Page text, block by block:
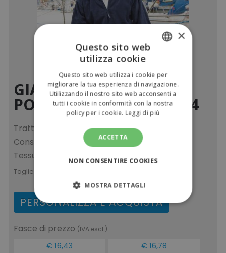
GIACCA IN PILE
POLARTHERMÂ„¢ ZIP 1/4
Trattamento di qualitÃ (antipilling).
Conservazione del calore.
Tessuto traspirante.
Taglie:
PERSONALIZZA E ACQUISTA
Fasce di prezzo (IVA escl.)
€ 16,43 € 16,78
ENGLISH
×
Questo sito web
utilizza cookie
Questo sito web utilizza i cookie per
migliorare la tua esperienza di navigazione.
Utilizzando il nostro sito web acconsenti a
tutti i cookie in conformità con la nostra
policy per i cookie. Leggi di più
ACCETTA
NON CONSENTIRE COOKIES
MOSTRA DETTAGLI
STRETTAMENTE NECESSARI
PERFORMANCE